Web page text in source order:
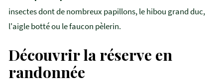
insectes dont de nombreux papillons, le hibou grand duc,
l'aigle botté ou le faucon pèlerin.
Découvrir la réserve en
randonnée